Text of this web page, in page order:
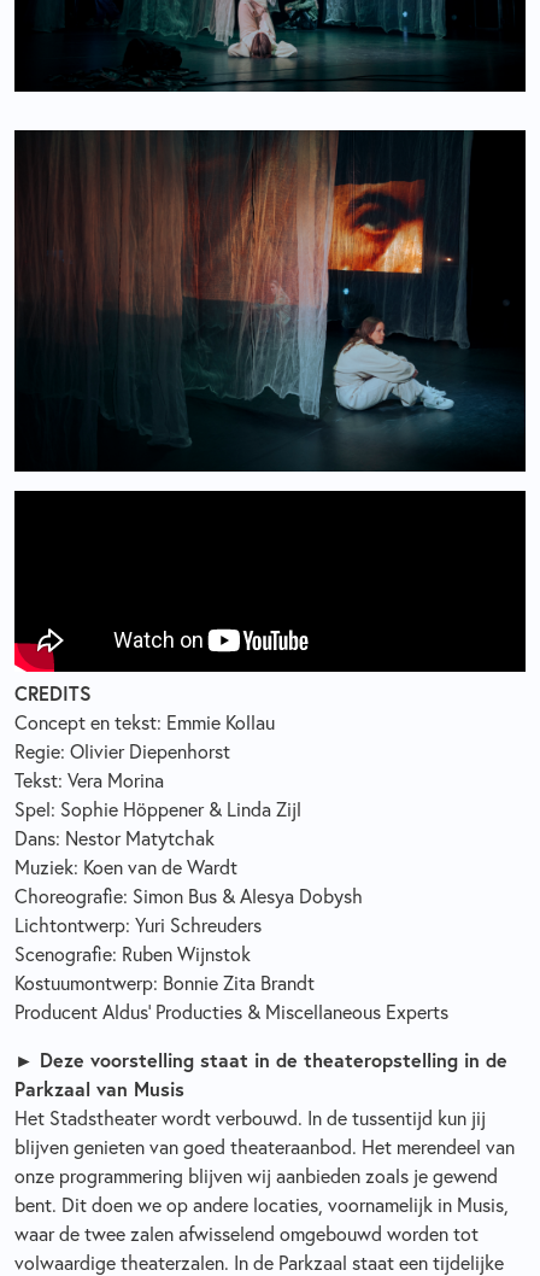
CREDITS
Concept en tekst: Emmie Kollau
Regie: Olivier Diepenhorst
Tekst: Vera Morina
Spel: Sophie Höppener & Linda Zijl
Dans: Nestor Matytchak
Muziek: Koen van de Wardt
Choreografie: Simon Bus & Alesya Dobysh
Lichtontwerp: Yuri Schreuders
Scenografie: Ruben Wijnstok
Kostuumontwerp: Bonnie Zita Brandt
Producent Aldus’ Producties & Miscellaneous Experts
► Deze voorstelling staat in de theateropstelling in de
Parkzaal van Musis
Het Stadstheater wordt verbouwd. In de tussentijd kun jij
blijven genieten van goed theateraanbod. Het merendeel van
onze programmering blijven wij aanbieden zoals je gewend
bent. Dit doen we op andere locaties, voornamelijk in Musis,
waar de twee zalen afwisselend omgebouwd worden tot
volwaardige theaterzalen. In de Parkzaal staateen tijdelijke